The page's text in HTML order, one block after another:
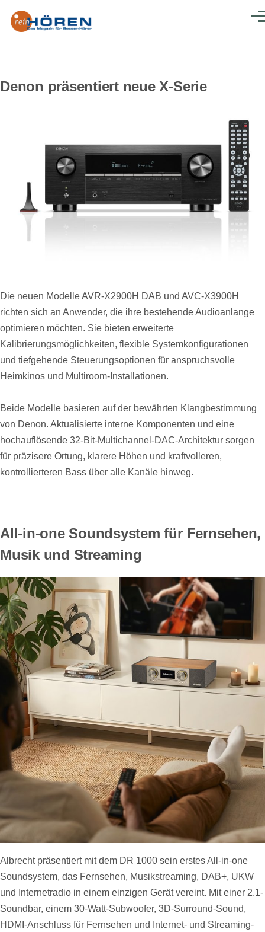
Denon präsentiert neue X-Serie
Die neuen Modelle AVR-X2900H DAB und AVC-X3900H
richten sich an Anwender, die ihre bestehende Audioanlange
optimieren möchten. Sie bieten erweiterte
Kalibrierungsmöglichkeiten, flexible Systemkonfigurationen
und tiefgehende Steuerungsoptionen für anspruchsvolle
Heimkinos und Multiroom-Installationen.
Beide Modelle basieren auf der bewährten Klangbestimmung
von Denon. Aktualisierte interne Komponenten und eine
hochauflösende 32-Bit-Multichannel-DAC-Architektur sorgen
für präzisere Ortung, klarere Höhen und kraftvolleren,
kontrollierteren Bass über alle Kanäle hinweg.
All-in-one Soundsystem für Fernsehen,
Musik und Streaming
Albrecht präsentiert mit dem DR 1000 sein erstes All-in-one
Soundsystem, das Fernsehen, Musikstreaming, DAB+, UKW
und Internetradio in einem einzigen Gerät vereint. Mit einer 2.1-
Soundbar, einem 30-Watt-Subwoofer, 3D-Surround-Sound,
HDMI-Anschluss für Fernsehen und Internet- und Streaming-